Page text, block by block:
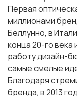
Первая
миллионами
Беллунно, в
конца 20-го века
работу дизайн-
самые смелые
Благодаря
бренда, в 2013